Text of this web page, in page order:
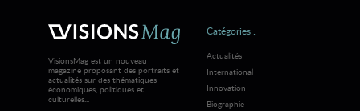
VisionsMag est un nouveau
magazine proposant des portraits et
actualités sur des thématiques
économiques, politiques et
culturelles...
Catégories :
Actualités
International
Innovation
Biographie